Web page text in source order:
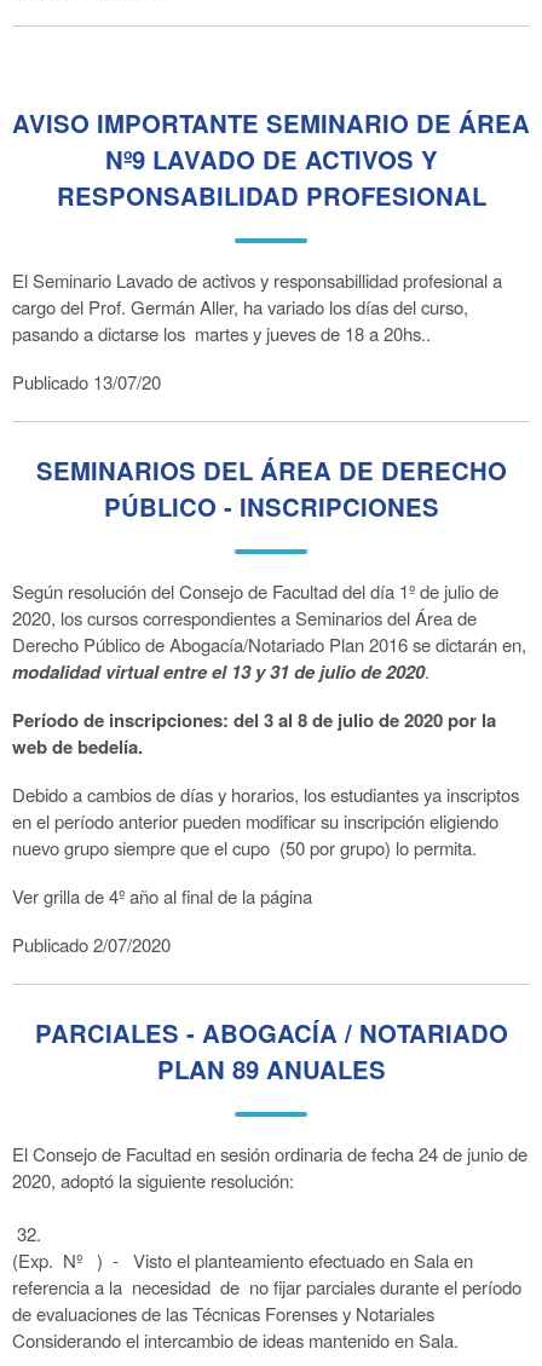
AVISO IMPORTANTE SEMINARIO DE ÁREA
Nº9 LAVADO DE ACTIVOS Y
RESPONSABILIDAD PROFESIONAL
El Seminario Lavado de activos y responsabillidad profesional a
cargo del Prof. Germán Aller, ha variado los días del curso,
pasando a dictarse los martes y jueves de 18 a 20hs..
Publicado 13/07/20
SEMINARIOS DEL ÁREA DE DERECHO
PÚBLICO - INSCRIPCIONES
Según resolución del Consejo de Facultad del día 1º de julio de
2020, los cursos correspondientes a Seminarios del Área de
Derecho Público de Abogacía/Notariado Plan 2016 se dictarán en,
modalidad virtual entre el 13 y 31 de julio de 2020.
Período de inscripciones: del 3 al 8 de julio de 2020 por la
web de bedelía.
Debido a cambios de días y horarios, los estudiantes ya inscriptos
en el período anterior pueden modificar su inscripción eligiendo
nuevo grupo siempre que el cupo (50 por grupo) lo permita.
Ver grilla de 4º año al final de la página
Publicado 2/07/2020
PARCIALES - ABOGACÍA / NOTARIADO
PLAN 89 ANUALES
El Consejo de Facultad en sesión ordinaria de fecha 24 de junio de
2020, adoptó la siguiente resolución:
32.
(Exp. Nº ) - Visto el planteamiento efectuado en Sala en
referencia a la necesidad de no fijar parciales durante el período
de evaluaciones de las Técnicas Forenses y Notariales
Considerando el intercambio de ideas mantenido en Sala.